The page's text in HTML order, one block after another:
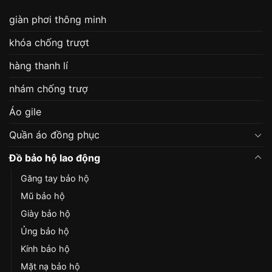
giàn phơi thông minh
khóa chống trượt
hàng thanh lí
nhám chống trượ
Áo gile
Quần áo đồng phục
Đồ bảo hộ lao động
Găng tay bảo hộ
Mũ bảo hộ
Giày bảo hộ
Ủng bảo hộ
Kính bảo hộ
Mặt nạ bảo hộ